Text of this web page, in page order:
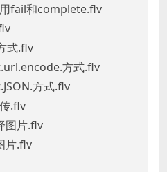
用fail和complete.flv
式.flv
方式.flv
方式.flv
.flv
图片.flv
片.flv